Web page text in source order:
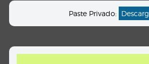
Paste Privado: